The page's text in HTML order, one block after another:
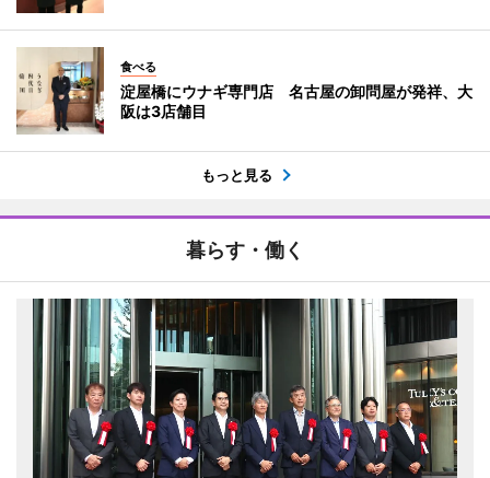
食べる
淀屋橋にウナギ専門店 名古屋の卸問屋が発祥、大
阪は3店舗目
もっと見る
暮らす・働く